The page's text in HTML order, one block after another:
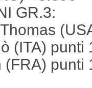
GR.3:
(ITA) punti
(FRA) punti